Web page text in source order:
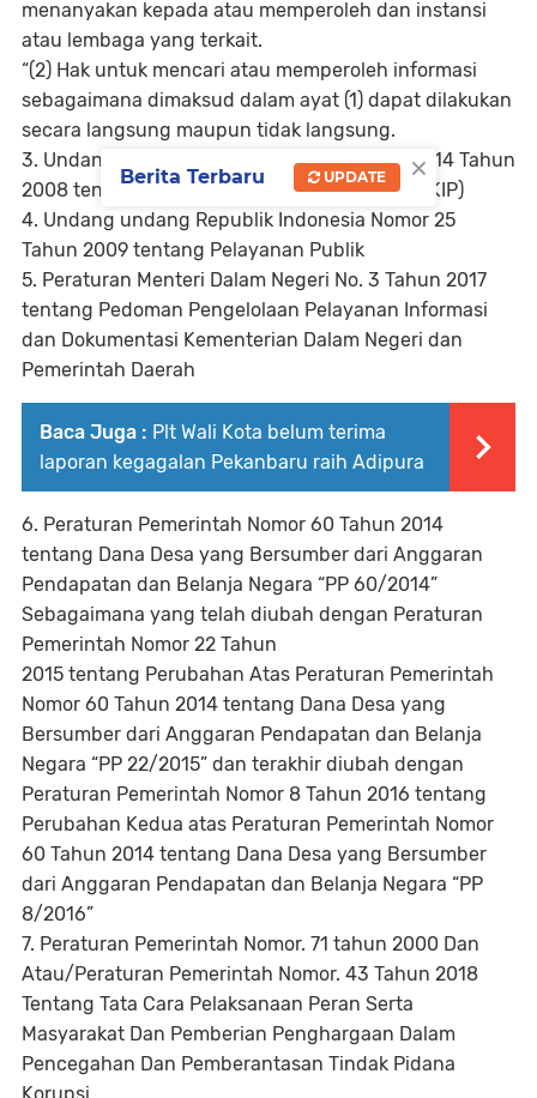
menanyakan kepada atau memperoleh dan instansi
atau lembaga yang terkait.
“(2) Hak untuk mencari atau memperoleh informasi
sebagaimana dimaksud dalam ayat (1) dapat dilakukan
secara langsung maupun tidak langsung.
3. Undang undang Republik Indonesia Nomor 14 Tahun
2008 tentang Keterbukaan Informasi Publik ( KIP)
4. Undang undang Republik Indonesia Nomor 25
Tahun 2009 tentang Pelayanan Publik
5. Peraturan Menteri Dalam Negeri No. 3 Tahun 2017
tentang Pedoman Pengelolaan Pelayanan Informasi
dan Dokumentasi Kementerian Dalam Negeri dan
Pemerintah Daerah
Baca Juga : Plt Wali Kota belum terima
laporan kegagalan Pekanbaru raih Adipura
6. Peraturan Pemerintah Nomor 60 Tahun 2014
tentang Dana Desa yang Bersumber dari Anggaran
Pendapatan dan Belanja Negara “PP 60/2014”
Sebagaimana yang telah diubah dengan Peraturan
Pemerintah Nomor 22 Tahun
2015 tentang Perubahan Atas Peraturan Pemerintah
Nomor 60 Tahun 2014 tentang Dana Desa yang
Bersumber dari Anggaran Pendapatan dan Belanja
Negara “PP 22/2015” dan terakhir diubah dengan
Peraturan Pemerintah Nomor 8 Tahun 2016 tentang
Perubahan Kedua atas Peraturan Pemerintah Nomor
60 Tahun 2014 tentang Dana Desa yang Bersumber
dari Anggaran Pendapatan dan Belanja Negara “PP
8/2016”
7. Peraturan Pemerintah Nomor. 71 tahun 2000 Dan
Atau/Peraturan Pemerintah Nomor. 43 Tahun 2018
Tentang Tata Cara Pelaksanaan Peran Serta
Masyarakat Dan Pemberian Penghargaan Dalam
Pencegahan Dan Pemberantasan Tindak Pidana
×
Berita Terbaru UPDATE